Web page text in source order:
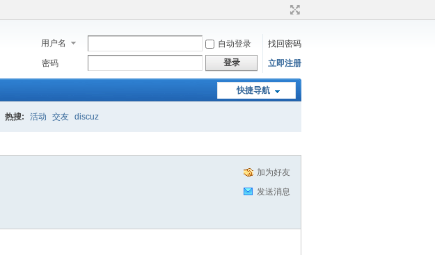
用户名 自动登录
找回密码
密码
登录 立即注册
快捷导航
热搜: 活动 交友 discuz
加为好友
发送消息